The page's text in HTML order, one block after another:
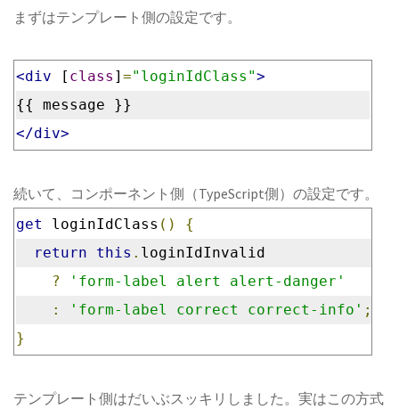
まずはテンプレート側の設定です。
<div [ class ] ="loginIdClass">
{{ message }}
</div>
続いて、コンポーネント側（TypeScript側）の設定です。
get loginIdClass ()
{
return
this . loginIdInvalid
?
'form-label alert alert-danger'
:
'form-label correct correct-info' ;
}
テンプレート側はだいぶスッキリしました。実はこの方式